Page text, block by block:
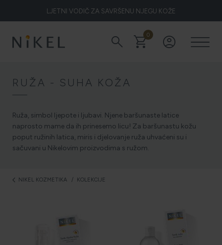
LJETNI VODIČ ZA SAVRŠENU NJEGU KOŽE
NIKEL HEROJ PRIRODE
search shopping_cart0 account_circle
RUŽA - SUHA KOŽA
Ruža, simbol ljepote i ljubavi. Njene baršunaste latice
naprosto mame da ih prinesemo licu! Za baršunastu kožu
poput ružinih latica, miris i djelovanje ruža uhvaćeni su i
sačuvani u Nikelovim proizvodima s ružom.
arrow_back_ios NIKEL KOZMETIKA KOLEKCIJE